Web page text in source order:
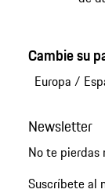
Cambie su
Europa /
Newsletter
No te pierdas
Suscríbete al